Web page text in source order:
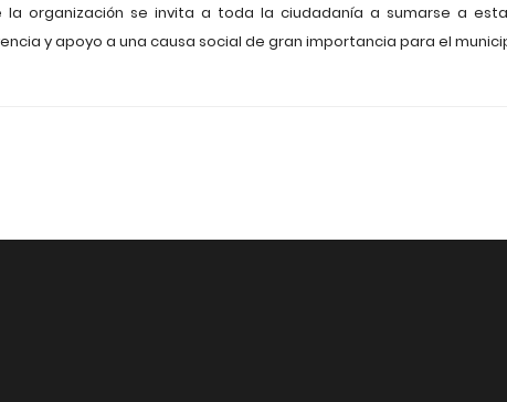
la organización se invita a toda la ciudadanía a sumarse a
y apoyo a una causa social de gran importancia para el